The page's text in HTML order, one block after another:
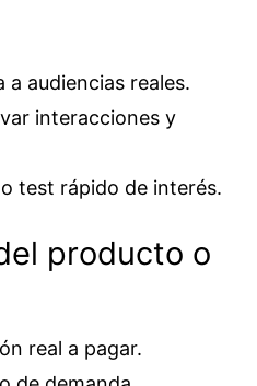
a audiencias reales.
interacciones y
test rápido de interés.
producto o
real a pagar.